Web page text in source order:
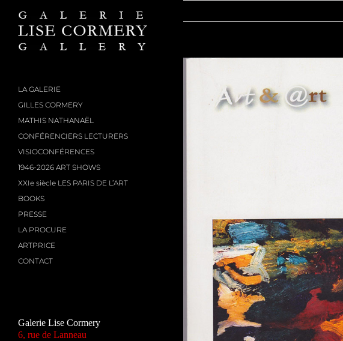
contenu
LA GALERIE
GILLES CORMERY
MATHIS NATHANAËL
CONFÉRENCIERS LECTURERS
VISIOCONFÉRENCES
1946-2026 ART SHOWS
XXIe siècle LES PARIS DE L’ART
BOOKS
PRESSE
LA PROCURE
ARTPRICE
CONTACT
Galerie Lise Cormery
6, rue de Lanneau